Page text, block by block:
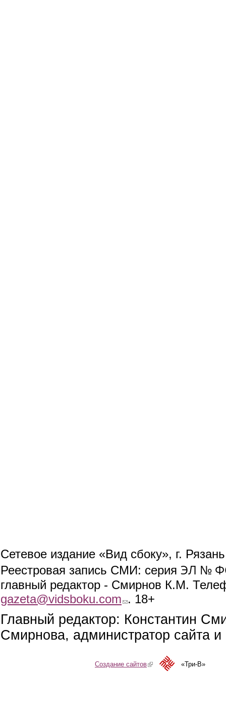
Сетевое издание «Вид сбоку», г.
Реестровая запись СМИ: серия ЭЛ №
главный редактор - Смирнов К.М.
gazeta@vidsboku.com (link sends e-mail)
. 18+
Главный редактор: Константин
Смирнова, администратор сайта
Создание сайтов(link is external)«Три-В»